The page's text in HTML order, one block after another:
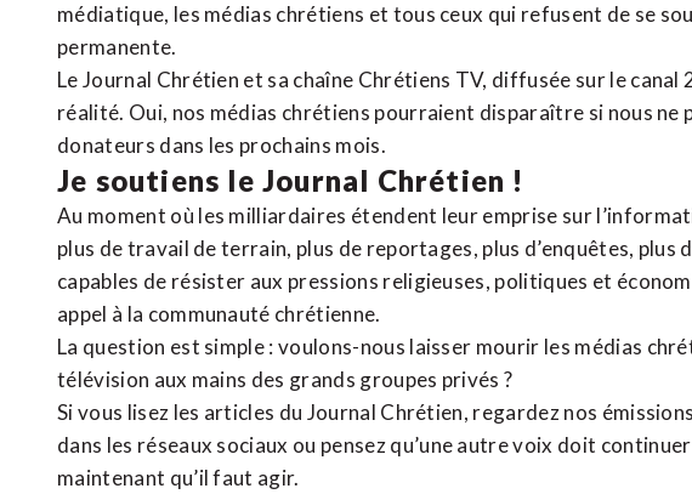
médiatique, les médias chrétiens et tous ceux qui refusent de se
permanente.
Le Journal Chrétien et sa chaîne Chrétiens TV, diffusée sur le canal
réalité. Oui, nos médias chrétiens pourraient disparaître si nous ne
donateurs dans les prochains mois.
Je soutiens le Journal Chrétien !
Au moment où les milliardaires étendent leur emprise sur
plus de travail de terrain, plus de reportages, plus d’enquêtes, plus
capables de résister aux pressions religieuses, politiques et
appel à la communauté chrétienne.
La question est simple : voulons-nous laisser mourir les médias
télévision aux mains des grands groupes privés ?
Si vous lisez les articles du Journal Chrétien, regardez nos
dans les réseaux sociaux ou pensez qu’une autre voix doit
maintenant qu’il faut agir.